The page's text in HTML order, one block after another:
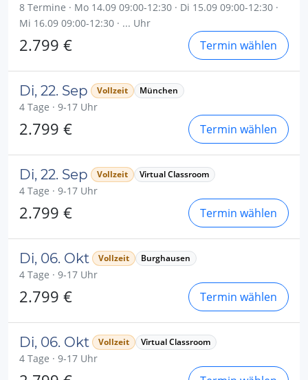
8 Termine · Mo 14.09 09:00-12:30 · Di 15.09 09:00-12:30 ·
Mi 16.09 09:00-12:30 · ... Uhr
2.799 € Termin wählen
Di, 22. Sep Vollzeit München
4 Tage · 9-17 Uhr
2.799 € Termin wählen
Di, 22. Sep Vollzeit Virtual Classroom
4 Tage · 9-17 Uhr
2.799 € Termin wählen
Di, 06. Okt Vollzeit Burghausen
4 Tage · 9-17 Uhr
2.799 € Termin wählen
Di, 06. Okt Vollzeit Virtual Classroom
4 Tage · 9-17 Uhr